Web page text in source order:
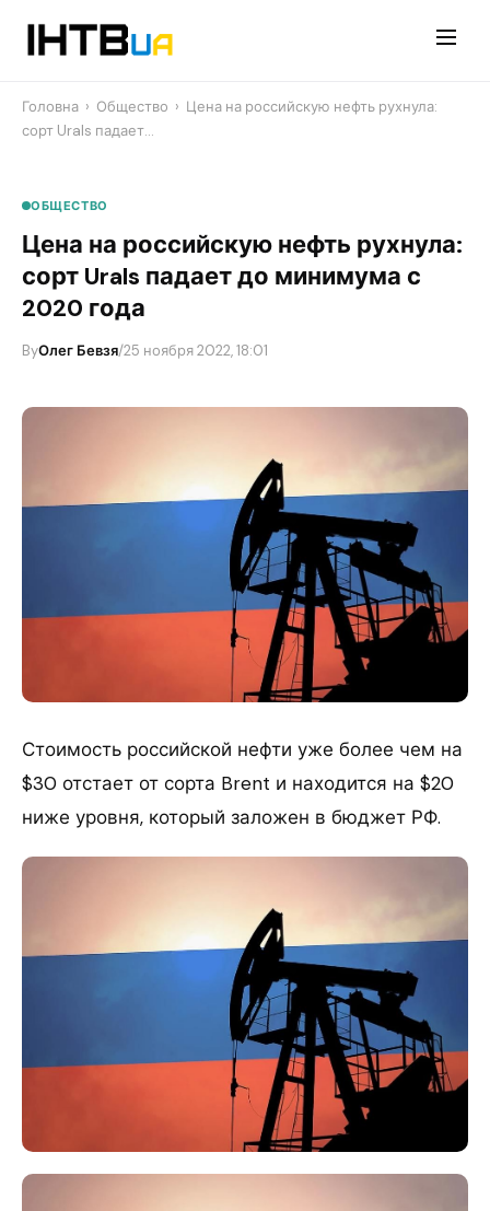
Головна › Общество › Цена на российскую нефть рухнула:
сорт Urals падает…
ОБЩЕСТВО
Цена на российскую нефть рухнула:
сорт Urals падает до минимума с
2020 года
ByОлег Бевзя/25 ноября 2022, 18:01
Стоимость российской нефти уже более чем на
$30 отстает от сорта Brent и находится на $20
ниже уровня, который заложен в бюджет РФ.